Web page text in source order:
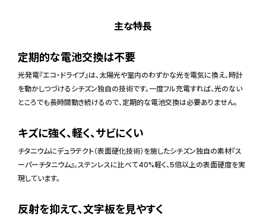
主な特長
定期的な電池交換は不要
光発電『エコ・ドライブ』は、太陽光や室内のわずかな光を電気に換え、時計
を動かしつづけるシチズン独自の技術です。一度フル充電すれば、光のない
ところでも長時間動き続けるので、定期的な電池交換は必要ありません。
キズに強く、軽く、サビにくい
チタニウムにデュラテクト（表面硬化技術）を施したシチズン独自の素材『ス
ーパーチタニウム』。ステンレスに比べて40%軽く、5倍以上の表面硬度を実
現しています。
反射を抑えて、文字板を見やすく